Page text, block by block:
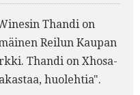
Thandi on
Reilun Kaupan
Thandi on Xhosa-
huolehtia".